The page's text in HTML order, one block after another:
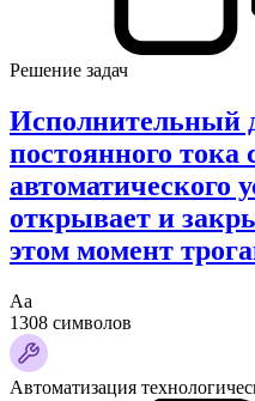
Решение задач
Исполнительный
постоянного
автоматического
открывает и
этом момент
Аа
1308 символов
Автоматизация